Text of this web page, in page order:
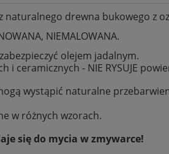
naturalnego drewna bukowego z
NIEMALOWANA.
olejem jadalnym.
i ceramicznych - NIE RYSUJE
wystąpić naturalne
w różnych wzorach.
się do mycia w zmywarce!